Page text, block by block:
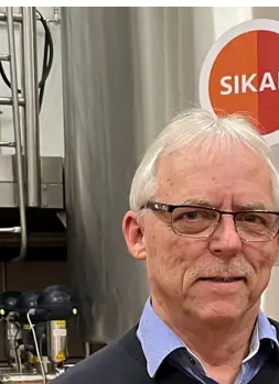
International økonomi
Europapolitik